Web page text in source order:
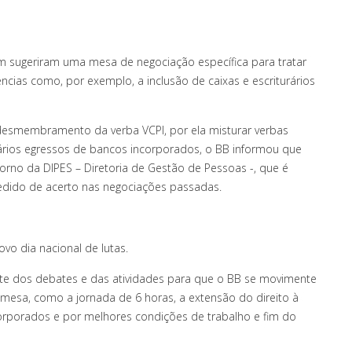
uma mesa de negociação específica para tratar
como, por exemplo, a inclusão de caixas e escriturários
da verba VCPI, por ela misturar verbas
egressos de bancos incorporados, o BB informou que
da DIPES – Diretoria de Gestão de Pessoas -, que é
de acerto nas negociações passadas.
dia nacional de lutas.
dos debates e das atividades para que o BB se movimente
como a jornada de 6 horas, a extensão do direito à
e por melhores condições de trabalho e fim do